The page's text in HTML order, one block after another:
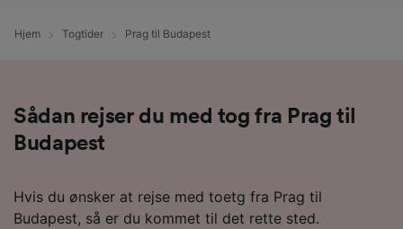
Hjem Togtider Prag til Budapest
Sådan rejser du med tog fra Prag til
Budapest
Hvis du ønsker at rejse med toetg fra Prag til
Budapest, så er du kommet til det rette sted.